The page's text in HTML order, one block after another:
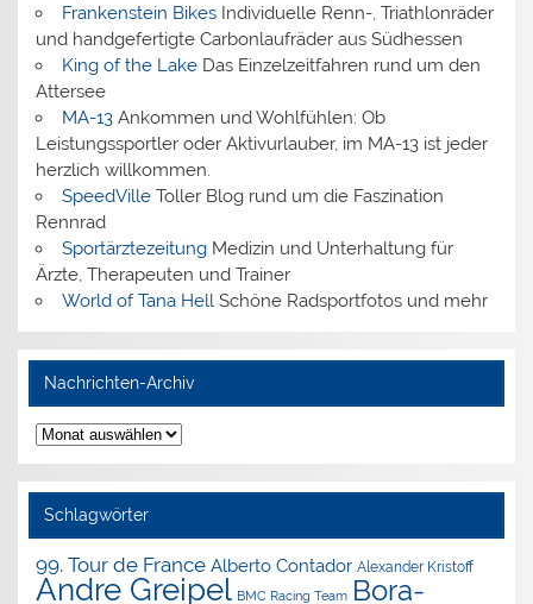
Frankenstein BikesIndividuelle Renn-, Triathlonräder
und handgefertigte Carbonlaufräder aus Südhessen
King of the LakeDas Einzelzeitfahren rund um den
Attersee
MA-13Ankommen und Wohlfühlen: Ob
Leistungssportler oder Aktivurlauber, im MA-13 ist jeder
herzlich willkommen.
SpeedVilleToller Blog rund um die Faszination
Rennrad
SportärztezeitungMedizin und Unterhaltung für
Ärzte, Therapeuten und Trainer
World of Tana HellSchöne Radsportfotos und mehr
Nachrichten-Archiv
Nachrichten-
Archiv
Schlagwörter
99. Tour de France Alberto Contador Alexander Kristoff
Andre Greipel BMC Racing Team Bora-